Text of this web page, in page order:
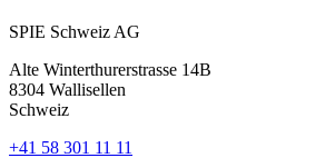
SPIE Schweiz AG
Alte Winterthurerstrasse 14B
8304 Wallisellen
Schweiz
+41 58 301 11 11